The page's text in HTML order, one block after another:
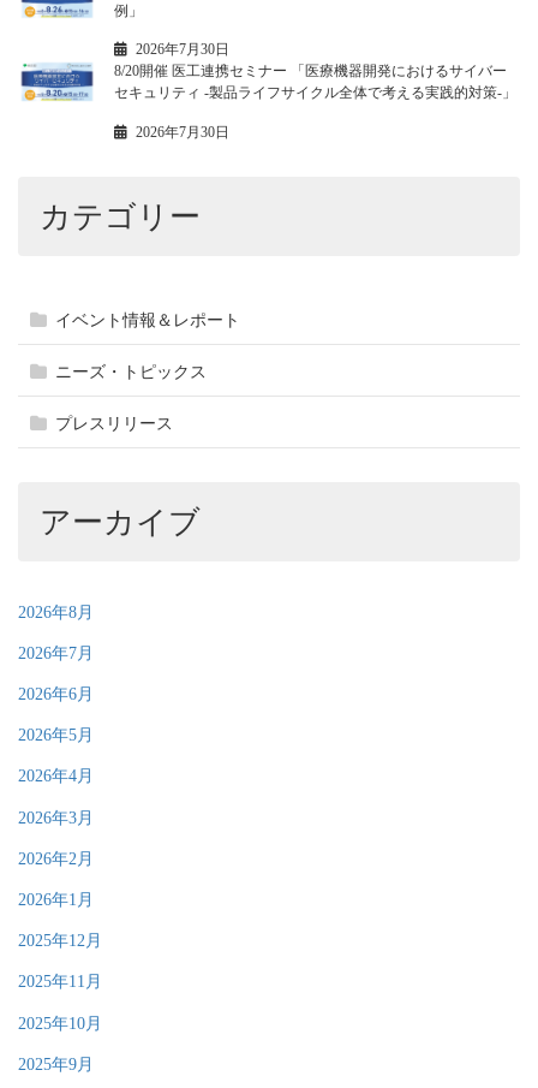
例」
2026年7月30日
8/20開催 医工連携セミナー 「医療機器開発におけるサイバー
セキュリティ -製品ライフサイクル全体で考える実践的対策-」
2026年7月30日
カテゴリー
イベント情報＆レポート
ニーズ・トピックス
プレスリリース
アーカイブ
2026年8月
2026年7月
2026年6月
2026年5月
2026年4月
2026年3月
2026年2月
2026年1月
2025年12月
2025年11月
2025年10月
2025年9月